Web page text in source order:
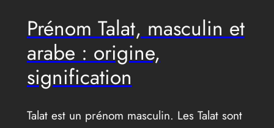
Prénom Talat, masculin et
arabe : origine,
signification
Talat est un prénom masculin. Les Talat sont